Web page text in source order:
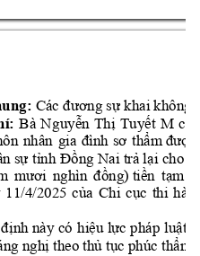
Các đương sự khai không
Bà Nguyễn Thị Tuyết M
n nhân gia đình sơ thẩm đượ
sự tỉnh Đồng Nai trả lại cho
mươi nghìn đồng) tiền tạm
11/4/2025 của Chi cục thi h
định này có hiệu lực pháp luật
nghị theo thủ tục phúc thẩm.